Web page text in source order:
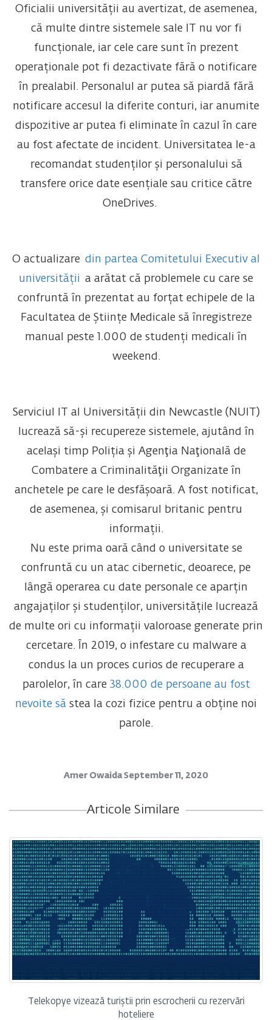
Oficialii universității au avertizat, de asemenea,
că multe dintre sistemele sale IT nu vor fi
funcționale, iar cele care sunt în prezent
operaționale pot fi dezactivate fără o notificare
în prealabil. Personalul ar putea să piardă fără
notificare accesul la diferite conturi, iar anumite
dispozitive ar putea fi eliminate în cazul în care
au fost afectate de incident. Universitatea le-a
recomandat studenților și personalului să
transfere orice date esențiale sau critice către
OneDrives.
O actualizare din partea Comitetului Executiv al
universității a arătat că problemele cu care se
confruntă în prezentat au forțat echipele de la
Facultatea de Științe Medicale să înregistreze
manual peste 1.000 de studenți medicali în
weekend.
Serviciul IT al Universității din Newcastle (NUIT)
lucrează să-și recupereze sistemele, ajutând în
același timp Poliția și Agenţia Naţională de
Combatere a Criminalităţii Organizate în
anchetele pe care le desfășoară. A fost notificat,
de asemenea, și comisarul britanic pentru
informații.
Nu este prima oară când o universitate se
confruntă cu un atac cibernetic, deoarece, pe
lângă operarea cu date personale ce aparțin
angajaților și studenților, universitățile lucrează
de multe ori cu informații valoroase generate prin
cercetare. În 2019, o infestare cu malware a
condus la un proces curios de recuperare a
parolelor, în care 38.000 de persoane au fost
nevoite să stea la cozi fizice pentru a obține noi
parole.
Amer Owaida September 11, 2020
Articole Similare
Telekopye vizează turiștii prin escrocherii cu rezervări
hoteliere